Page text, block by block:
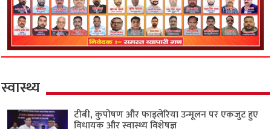
स्वास्थ्य
टीबी, कुपोषण और फाइलेरिया उन्मूलन पर एकजुट हुए
विधायक और स्वास्थ्य विशेषज्ञ